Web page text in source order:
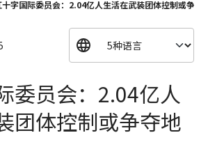
十字国际委员会：2.04亿人生活在武装团体控制或争夺
委员会：2.04亿人
团体控制或争夺地